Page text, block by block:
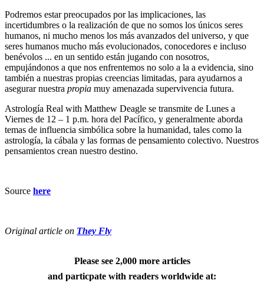
Podremos estar preocupados por las implicaciones, las
incertidumbres o la realización de que no somos los únicos seres
humanos, ni mucho menos los más avanzados del universo, y que
seres humanos mucho más evolucionados, conocedores e incluso
benévolos ... en un sentido están jugando con nosotros,
empujándonos a que nos enfrentemos no solo a la a evidencia, sino
también a nuestras propias creencias limitadas, para ayudarnos a
asegurar nuestra propia muy amenazada supervivencia futura.
Astrología Real with Matthew Deagle se transmite de Lunes a
Viernes de 12 – 1 p.m. hora del Pacífico, y generalmente aborda
temas de influencia simbólica sobre la humanidad, tales como la
astrología, la cábala y las formas de pensamiento colectivo. Nuestros
pensamientos crean nuestro destino.
Source here
Original article on They Fly
Please see 2,000 more articles
and particpate with readers worldwide at: